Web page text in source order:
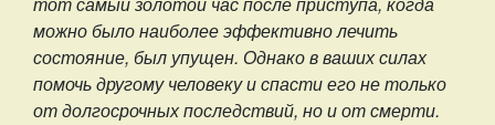
можно было наиболее эффективно лечить
состояние, был упущен. Однако в ваших силах
помочь другому человеку и спасти его не только
от долгосрочных последствий, но и от смерти.